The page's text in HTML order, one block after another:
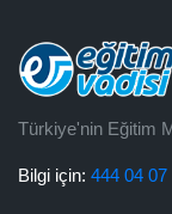
Türkiye'nin Eğitim
Bilgi için: 444 04 07